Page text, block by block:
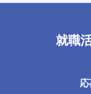
就職